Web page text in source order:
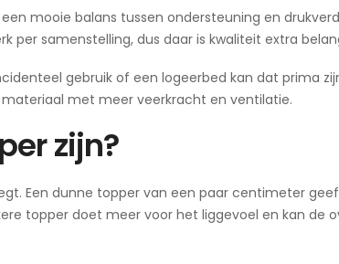
mooie balans tussen ondersteuning en
per samenstelling, dus daar is kwaliteit extra
gebruik of een logeerbed kan dat prima
met meer veerkracht en ventilatie.
zijn?
Een dunne topper van een paar centimeter
topper doet meer voor het liggevoel en kan de